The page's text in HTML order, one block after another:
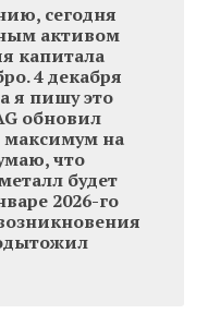
сегодня
активом
капитала
4 декабря
я пишу это
обновил
максимум на
что
будет
2026-го